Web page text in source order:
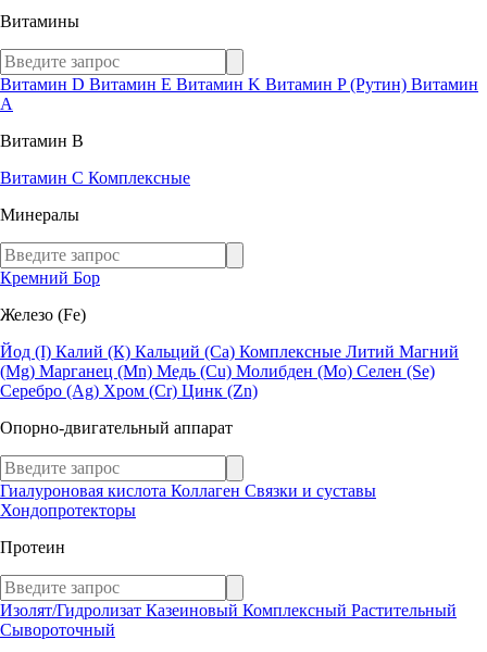
Витамины
Витамин D Витамин E Витамин K Витамин P (Рутин) Витамин
А
Витамин В
Витамин C Комплексные
Минералы
Кремний Бор
Железо (Fe)
Йод (I) Калий (К) Кальций (Са) Комплексные Литий Магний
(Mg) Марганец (Mn) Медь (Сu) Молибден (Мо) Селен (Se)
Серебро (Ag) Хром (Cr) Цинк (Zn)
Опорно-двигательный аппарат
Гиалуроновая кислота Коллаген Связки и суставы
Хондопротекторы
Протеин
Изолят/Гидролизат Казеиновый Комплексный Растительный
Сывороточный